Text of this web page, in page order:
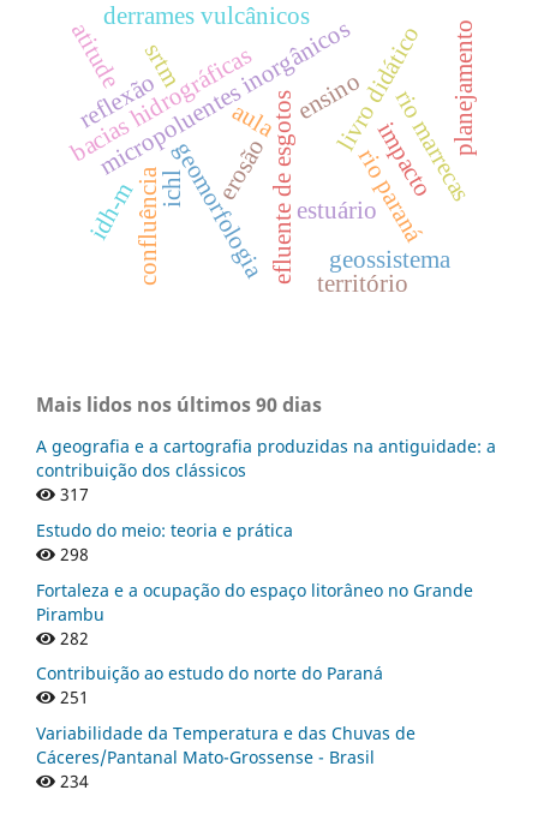
geomorfologia
ensinolivro didático
efluente de esgotosestuário
micropoluentes inorgânicos
erosão
bacias hidrográficas
srtm
confluência rio paraná
impacto
derrames vulcânicos
rio marrecas
geossistema
planejamento
aula
reflexão
atitude
ichl
idh-m
território
Mais lidos nos últimos 90 dias
A geografia e a cartografia produzidas na antiguidade: a
contribuição dos clássicos
317
Estudo do meio: teoria e prática
298
Fortaleza e a ocupação do espaço litorâneo no Grande
Pirambu
282
Contribuição ao estudo do norte do Paraná
251
Variabilidade da Temperatura e das Chuvas de
Cáceres/Pantanal Mato-Grossense - Brasil
234